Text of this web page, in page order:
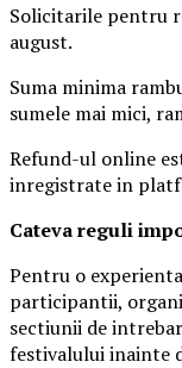
Solicitarile pentru
august.
Suma minima
sumele mai mici,
Refund-ul online
inregistrate in
Cateva reguli
Pentru o
participantii,
sectiunii de
festivalului inainte